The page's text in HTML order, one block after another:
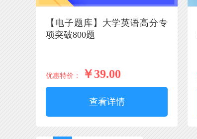
【电子题库】大学英语高分专
项突破800题
优惠特价： ￥39.00
查看详情